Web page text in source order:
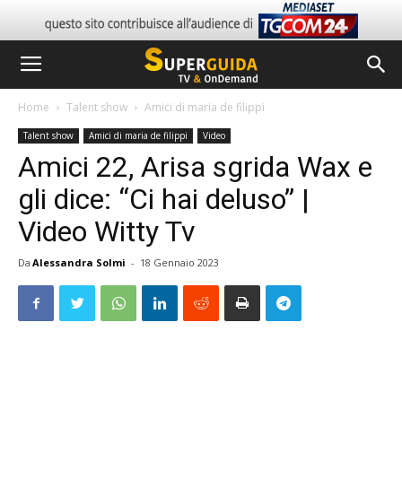
Home Talent show Amici di maria de filippi
Talent show Amici di maria de filippi Video
Amici 22, Arisa sgrida Wax e
gli dice: “Ci hai deluso” |
Video Witty Tv
Da Alessandra Solmi - 18 Gennaio 2023